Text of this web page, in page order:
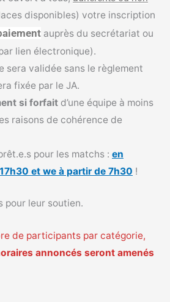
disponibles) votre inscription
auprès du secrétariat ou
lien électronique).
sera validée sans le règlement
fixée par le JA.
si forfait d’une équipe à moins
raisons de cohérence de
pour les matchs : en
et we à partir de 7h30 !
pour leur soutien.
de participants par catégorie,
annoncés seront amenés